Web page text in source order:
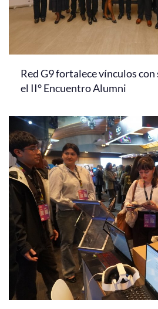
Red G9 fortalece vínculos con
el II° Encuentro Alumni